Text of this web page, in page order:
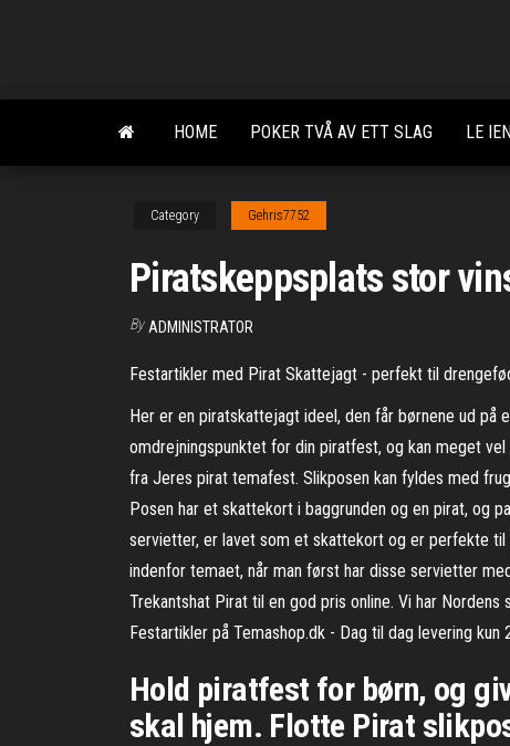
content
HOME POKER TVÅ AV ETT SLAG LE
Category Gehris7752
Piratskeppsplats stor
By ADMINISTRATOR
Festartikler med Pirat Skattejagt - perfekt til
Her er en piratskattejagt ideel, den får børnene ud
omdrejningspunktet for din piratfest, og kan meget
fra Jeres pirat temafest. Slikposen kan fyldes med
Posen har et skattekort i baggrunden og en pirat, og
servietter, er lavet som et skattekort og er perfekte
indenfor temaet, når man først har disse servietter
Trekantshat Pirat til en god pris online. Vi har
Festartikler på Temashop.dk - Dag til dag levering
Hold piratfest for børn, og
skal hjem. Flotte Pirat